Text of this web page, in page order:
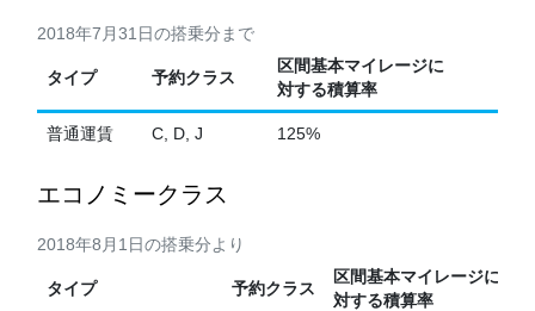
2018年7月31日の搭乗分まで
タイプ 予約クラス
区間基本マイレージに
対する積算率
普通運賃 C, D, J 125%
エコノミークラス
2018年8月1日の搭乗分より
タイプ 予約クラス
区間基本マイレージに
対する積算率